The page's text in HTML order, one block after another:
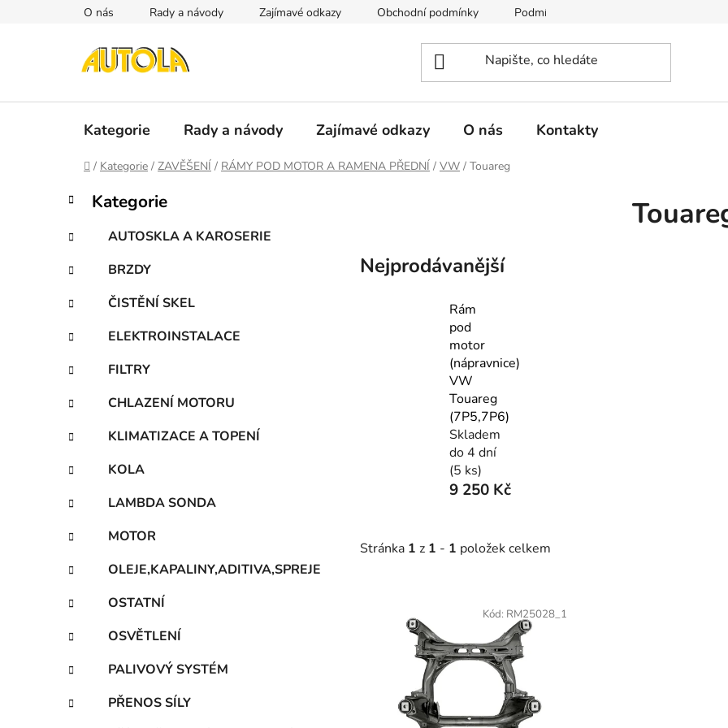
O nás Rady a návody Zajímavé odkazy Obchodní podmínky Podmínky ochrany osobních údajů
Kategorie Rady a návody Zajímavé odkazy O nás Kontakty
Domů
/ Kategorie / ZAVĚŠENÍ / RÁMY POD MOTOR A RAMENA PŘEDNÍ / VW / Touareg
P
s
r
a
n
í
p
a
e
l
Přeskočit
kategorie
K
a
e
g
o
r
e
Kategorie
AUTOSKLA A KAROSERIE
BRZDY
ČISTĚNÍ SKEL
ELEKTROINSTALACE
FILTRY
CHLAZENÍ MOTORU
KLIMATIZACE A TOPENÍ
KOLA
LAMBDA SONDA
MOTOR
OLEJE,KAPALINY,ADITIVA,SPREJE
OSTATNÍ
OSVĚTLENÍ
PALIVOVÝ SYSTÉM
PŘENOS SÍLY
Nejprodávanější
Rám
pod
motor
(nápravnice)
VW
Touareg
(7P5,7P6)
Skladem
do 4 dní
(5 ks)
9 250 Kč
Stránka 1 z 1 - 1 položek celkem
Kód: RM25028_1